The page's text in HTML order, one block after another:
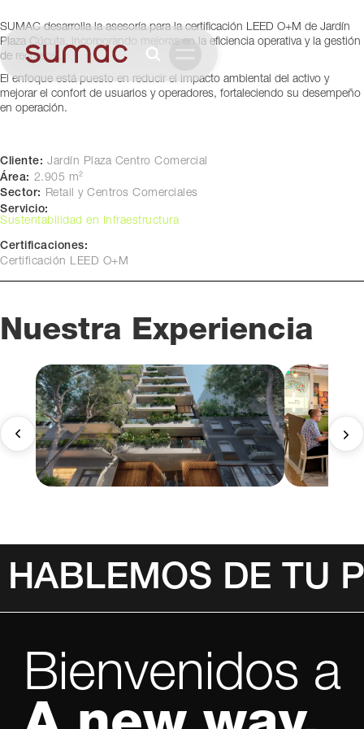
SUMAC desarrolla la asesoría para la certificación LEED O+M de Jardín
Plaza Cúcuta, incorporando mejoras en la eficiencia operativa y la gestión
de recursos.
El enfoque está puesto en reducir el impacto ambiental del activo y
mejorar el confort de usuarios y operadores, fortaleciendo su desempeño
en operación.
Cliente: Jardín Plaza Centro Comercial
Área: 2.905 m²
Sector: Retail y Centros Comerciales
Servicio:
Sustentabilidad en Infraestructura
Certificaciones:
Certificación LEED O+M
Nuestra Experiencia
HABLEMOS DE TU
Bienvenidos a